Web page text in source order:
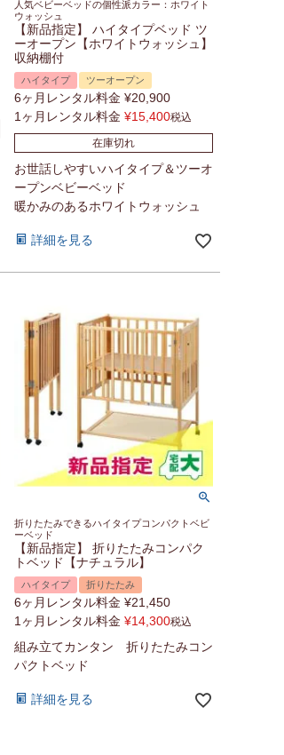
人気ベビーベッドの個性派カラー：ホワイト
ウォッシュ
【新品指定】 ハイタイプベッド ツ
ーオープン【ホワイトウォッシュ】
収納棚付
ハイタイプ ツーオープン
6ヶ月レンタル料金 ¥20,900
1ヶ月レンタル料金 ¥15,400税込
在庫切れ
お世話しやすいハイタイプ＆ツーオ
ープンベビーベッド
暖かみのあるホワイトウォッシュ
詳細を見る
折りたたみできるハイタイプコンパクトベビ
ーベッド
【新品指定】 折りたたみコンパク
トベッド【ナチュラル】
ハイタイプ 折りたたみ
6ヶ月レンタル料金 ¥21,450
1ヶ月レンタル料金 ¥14,300税込
組み立てカンタン 折りたたみコン
パクトベッド
詳細を見る